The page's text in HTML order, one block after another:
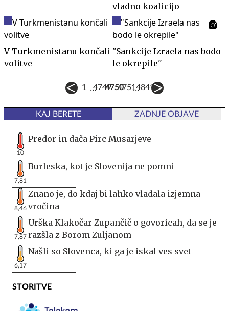
vladno koalicijo
V Turkmenistanu končali
volitve
"Sankcije Izraela nas bodo
le okrepile"
1 ...474947504751...4841
KAJ BERETE ZADNJE OBJAVE
10
Predor in dača Pirc Musarjeve
7,81
Burleska, kot je Slovenija ne pomni
8,46
Znano je, do kdaj bi lahko vladala izjemna
vročina
7,87
Urška Klakočar Zupančič o govoricah, da se je
razšla z Borom Zuljanom
6,17
Našli so Slovenca, ki ga je iskal ves svet
STORITVE